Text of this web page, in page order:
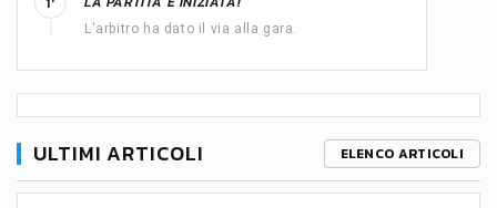
L'arbitro ha dato il via alla gara.
ULTIMI ARTICOLI ELENCO ARTICOLI